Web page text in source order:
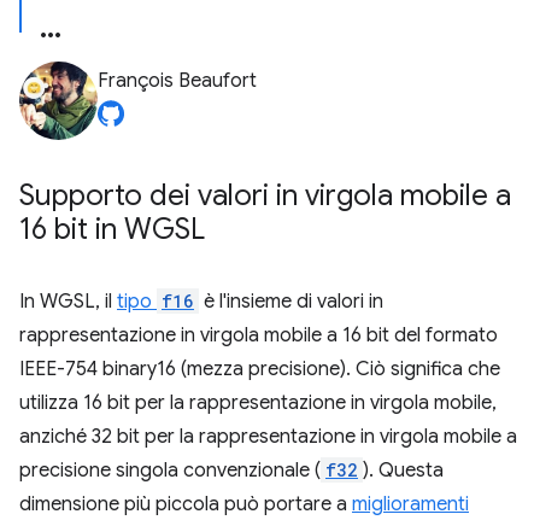
François Beaufort
Supporto dei valori in virgola mobile a
16 bit in WGSL
In WGSL, il tipo f16 è l'insieme di valori in
rappresentazione in virgola mobile a 16 bit del formato
IEEE-754 binary16 (mezza precisione). Ciò significa che
utilizza 16 bit per la rappresentazione in virgola mobile,
anziché 32 bit per la rappresentazione in virgola mobile a
precisione singola convenzionale ( f32 ). Questa
dimensione più piccola può portare a miglioramenti